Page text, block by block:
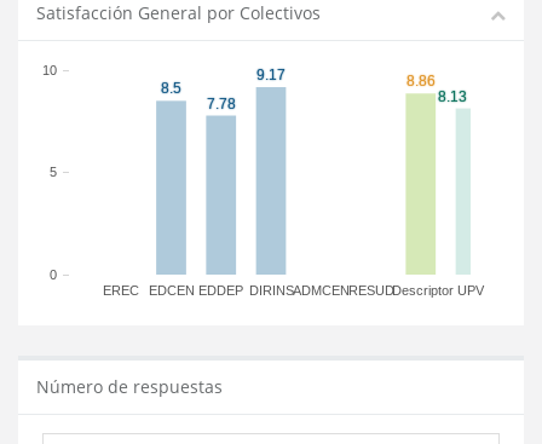
Satisfacción General por Colectivos
EREC EDCEN EDDEP DIRINSADMCENRESUDDescriptor UPV
0
5
10
Número de respuestas